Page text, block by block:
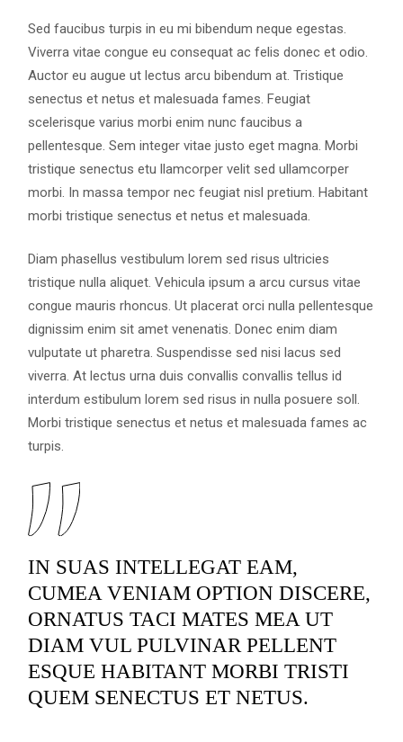
Sed faucibus turpis in eu mi bibendum neque egestas.
Viverra vitae congue eu consequat ac felis donec et odio.
Auctor eu augue ut lectus arcu bibendum at. Tristique
senectus et netus et malesuada fames. Feugiat
scelerisque varius morbi enim nunc faucibus a
pellentesque. Sem integer vitae justo eget magna. Morbi
tristique senectus etu llamcorper velit sed ullamcorper
morbi. In massa tempor nec feugiat nisl pretium. Habitant
morbi tristique senectus et netus et malesuada.
Diam phasellus vestibulum lorem sed risus ultricies
tristique nulla aliquet. Vehicula ipsum a arcu cursus vitae
congue mauris rhoncus. Ut placerat orci nulla pellentesque
dignissim enim sit amet venenatis. Donec enim diam
vulputate ut pharetra. Suspendisse sed nisi lacus sed
viverra. At lectus urna duis convallis convallis tellus id
interdum estibulum lorem sed risus in nulla posuere soll.
Morbi tristique senectus et netus et malesuada fames ac
turpis.
IN SUAS INTELLEGAT EAM,
CUMEA VENIAM OPTION DISCERE,
ORNATUS TACI MATES MEA UT
DIAM VUL PULVINAR PELLENT
ESQUE HABITANT MORBI TRISTI
QUEM SENECTUS ET NETUS.